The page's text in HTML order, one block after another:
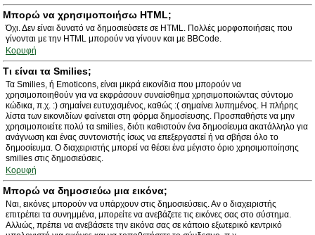
Μπορώ να χρησιμοποιήσω HTML;
Όχι. Δεν είναι δυνατό να δημοσιεύσετε σε HTML. Πολλές μορφοποιήσεις που
γίνονται με την HTML μπορούν να γίνουν και με BBCode.
Κορυφή
Τι είναι τα Smilies;
Τα Smilies, ή Emoticons, είναι μικρά εικονίδια που μπορούν να
χρησιμοποιηθούν για να εκφράσουν συναίσθημα χρησιμοποιώντας σύντομο
κώδικα, π.χ. :) σημαίνει ευτυχισμένος, καθώς :( σημαίνει λυπημένος. Η πλήρης
λίστα των εικονιδίων φαίνεται στη φόρμα δημοσίευσης. Προσπαθήστε να μην
χρησιμοποιείτε πολύ τα smilies, διότι καθιστούν ένα δημοσίευμα ακατάλληλο για
ανάγνωση και ένας συντονιστής ίσως να επεξεργαστεί ή να σβήσει όλο το
δημοσίευμα. Ο διαχειριστής μπορεί να θέσει ένα μέγιστο όριο χρησιμοποίησης
smilies στις δημοσιεύσεις.
Κορυφή
Μπορώ να δημοσιεύω μια εικόνα;
Ναι, εικόνες μπορούν να υπάρχουν στις δημοσιεύσεις. Αν ο διαχειριστής
επιτρέπει τα συνημμένα, μπορείτε να ανεβάζετε τις εικόνες σας στο σύστημα.
Αλλιώς, πρέπει να ανεβάσετε την εικόνα σας σε κάποιο εξωτερικό κεντρικό